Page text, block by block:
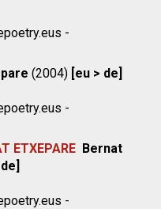
-
(2004) [eu > de]
-
ETXEPARE Bernat
-